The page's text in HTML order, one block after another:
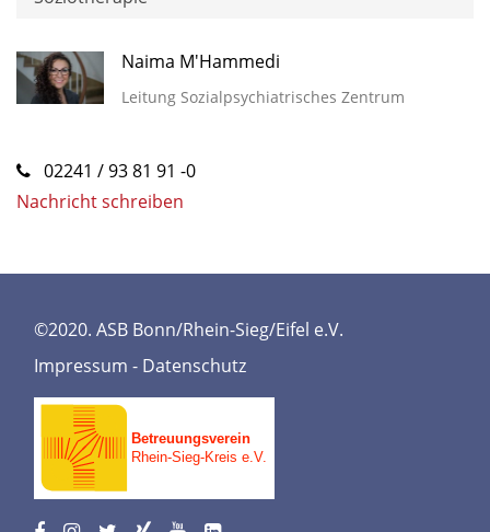
Naima M'Hammedi
Leitung Sozialpsychiatrisches Zentrum
02241 / 93 81 91 -0
Nachricht schreiben
©2020. ASB Bonn/Rhein-Sieg/Eifel e.V.
Impressum - Datenschutz